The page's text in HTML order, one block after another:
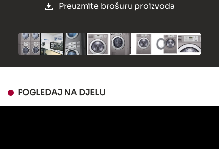
Preuzmite brošuru proizvoda
POGLEDAJ NA DJELU